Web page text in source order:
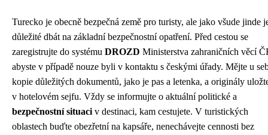
Turecko je obecně bezpečná země pro turisty, ale jako všude jinde
důležité dbát na základní bezpečnostní opatření. Před cestou se
zaregistrujte do systému DROZD Ministerstva zahraničních věcí
abyste v případě nouze byli v kontaktu s českými úřady. Mějte u
kopie důležitých dokumentů, jako je pas a letenka, a originály
v hotelovém sejfu. Vždy se informujte o aktuální politické a
bezpečnostní situaci v destinaci, kam cestujete. V turistických
oblastech buďte obezřetní na kapsáře, nenechávejte cennosti bez